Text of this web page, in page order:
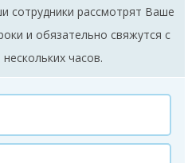
сотрудники рассмотрят Ваше
и обязательно свяжутся с
часов.